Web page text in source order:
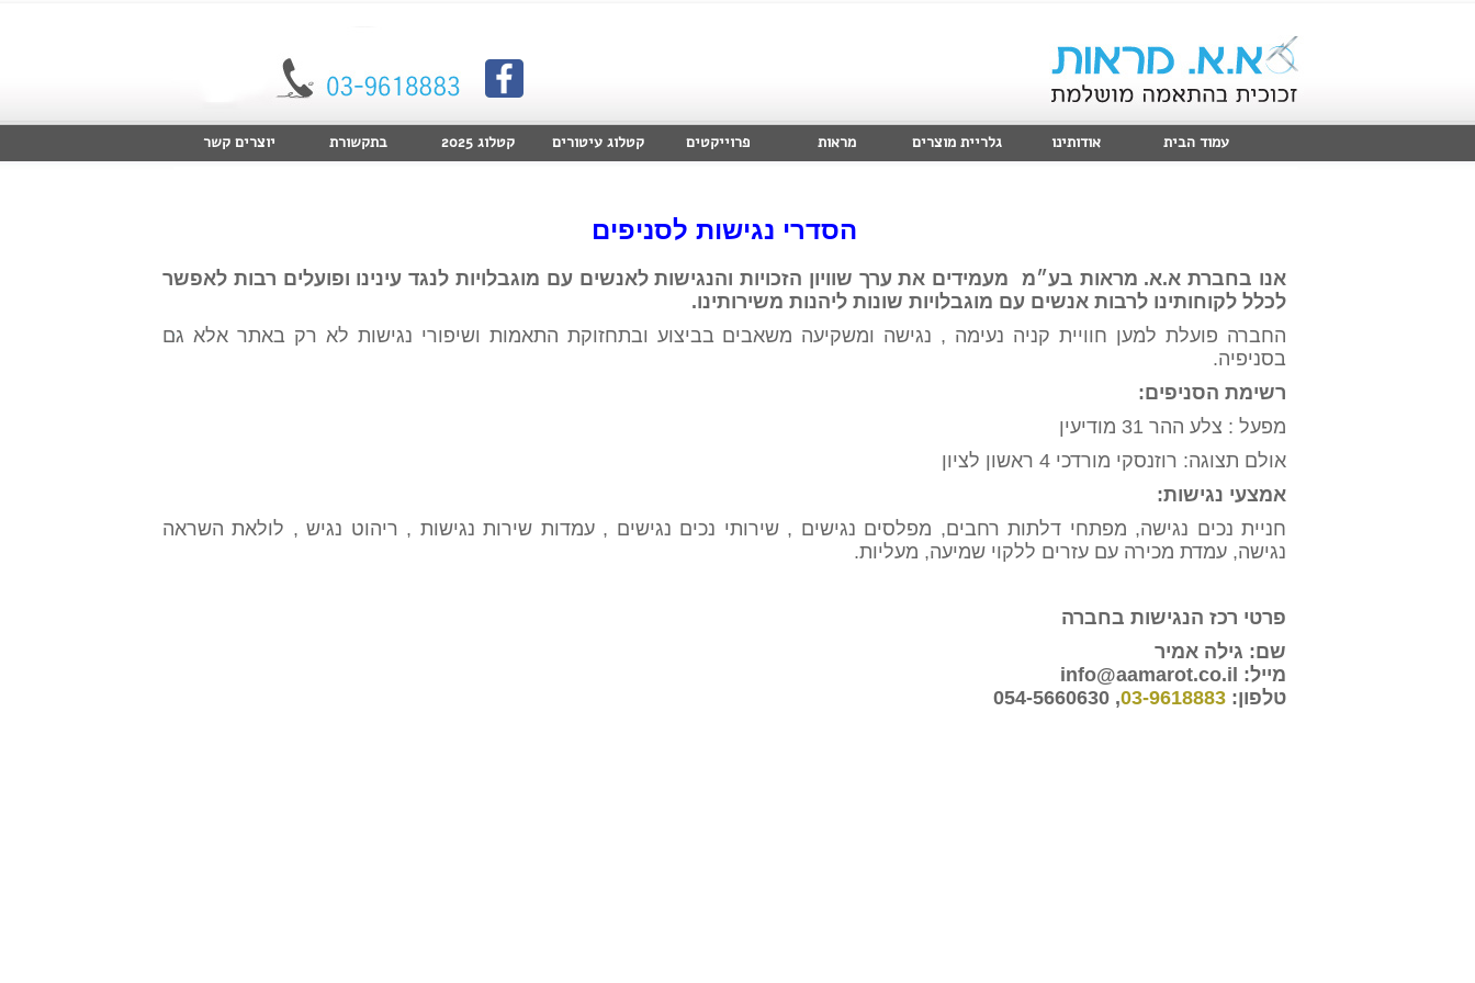
עמוד הבית אודותינו גלריית מוצרים מראות פרוייקטים קטלוג עיטורים קטלוג 2025 בתקשורת יוצרים קשר
הסדרי נגישות לסניפים
אנו בחברת א.א. מראות בע״מ מעמידים את ערך שוויון הזכויות והנגישות לאנשים עם מוגבלויות לנגד עינינו ופועלים רבות לאפשר
לכלל לקוחותינו לרבות אנשים עם מוגבלויות שונות ליהנות משירותינו.
החברה פועלת למען חוויית קניה נעימה , נגישה ומשקיעה משאבים בביצוע ובתחזוקת התאמות ושיפורי נגישות לא רק באתר אלא גם
בסניפיה.
רשימת הסניפים:
מפעל : צלע ההר 31 מודיעין
אולם תצוגה: רוזנסקי מורדכי 4 ראשון לציון
אמצעי נגישות:
חניית נכים נגישה, מפתחי דלתות רחבים, מפלסים נגישים , שירותי נכים נגישים , עמדות שירות נגישות , ריהוט נגיש , לולאת השראה
נגישה, עמדת מכירה עם עזרים ללקוי שמיעה, מעליות.
פרטי רכז הנגישות בחברה
שם: גילה אמיר
מייל: info@aamarot.co.il
טלפון: 03-9618883
, 054-5660630